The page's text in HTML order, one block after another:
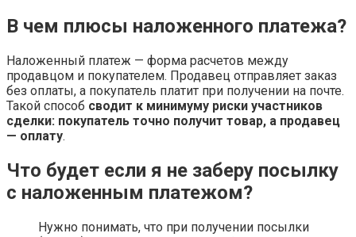
В чем плюсы наложенного платежа?
Наложенный платеж — форма расчетов между
продавцом и покупателем. Продавец отправляет заказ
без оплаты, а покупатель платит при получении на почте.
Такой способ сводит к минимуму риски участников
сделки: покупатель точно получит товар, а продавец
— оплату.
Что будет если я не заберу посылку
с наложенным платежом?
Нужно понимать, что при получении посылки